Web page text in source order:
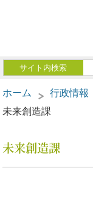
ホーム 行政情報
未来創造課
未来創造課